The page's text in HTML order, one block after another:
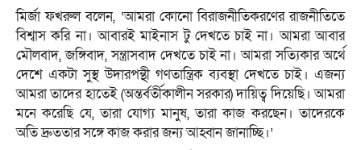
মির্জা ফখরুল বলেন, ‘আমরা কোনো বিরাজনীতিকরণের রাজনীতিতে
বিশ্বাস করি না। আবারই মাইনাস টু দেখতে চাই না। আমরা আবার
মৌলবাদ, জঙ্গিবাদ, সন্ত্রাসবাদ দেখতে চাই না। আমরা সত্যিকার অর্থে
দেশে একটা সুস্থ উদারপন্থী গণতান্ত্রিক ব্যবস্থা দেখতে চাই। এজন্য
আমরা তাদের হাতেই (অন্তর্বর্তীকালীন সরকার) দায়িত্ব দিয়েছি। আমরা
মনে করেছি যে, তারা যোগ্য মানুষ, তারা কাজ করছেন। তাদেরকে
অতি দ্রুততার সঙ্গে কাজ করার জন্য আহ্বান জানাচ্ছি।’